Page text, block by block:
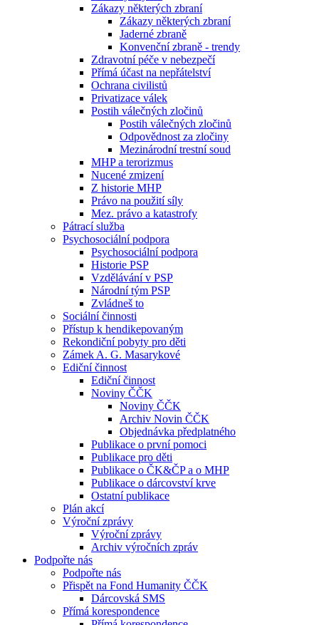
Zákazy některých zbraní
Zákazy některých zbraní
Jaderné zbraně
Konvenční zbraně - trendy
Zdravotní péče v nebezpečí
Přímá účast na nepřátelství
Ochrana civilistů
Privatizace válek
Postih válečných zločinů
Postih válečných zločinů
Odpovědnost za zločiny
Mezinárodní trestní soud
MHP a terorizmus
Nucené zmizení
Z historie MHP
Právo na použití síly
Mez. právo a katastrofy
Pátrací služba
Psychosociální podpora
Psychosociální podpora
Historie PSP
Vzdělávání v PSP
Národní tým PSP
Zvládneš to
Sociální činnosti
Přístup k hendikepovaným
Rekondiční pobyty pro děti
Zámek A. G. Masarykové
Ediční činnost
Ediční činnost
Noviny ČČK
Noviny ČČK
Archiv Novin ČČK
Objednávka předplatného
Publikace o první pomoci
Publikace pro děti
Publikace o ČK&ČP a o MHP
Publikace o dárcovství krve
Ostatní publikace
Plán akcí
Výroční zprávy
Výroční zprávy
Archiv výročních zpráv
Podpořte nás
Podpořte nás
Přispět na Fond Humanity ČČK
Dárcovská SMS
Přímá korespondence